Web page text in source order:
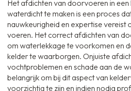
Het afdichten van doorvoeren in
waterdicht te maken is een proces
nauwkeurigheid en expertise vereist
voeren. Het correct afdichten van
om waterlekkage te voorkomen en
kelder te waarborgen. Onjuiste
vochtproblemen en schade aan de
belangrijk om bij dit aspect van
voorzichtig te zijn en indien nodig